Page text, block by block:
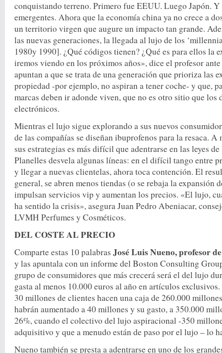
conquistando terreno. Primero fue EEUU. Luego Japón. Y
emergentes. Ahora que la economía china ya no crece a
un territorio virgen que augure un impacto tan grande.
las nuevas generaciones, la llegada al lujo de los
1980y 1990]. ¿Qué códigos tienen? ¿Qué es para ellos la
iremos viendo en los próximos años», dice el profesor
apuntan a que se trata de una generación que prioriza las
propiedad -por ejemplo, no aspiran a tener coche- y que,
marcas deben ir adonde viven, que no es otro sitio que los
electrónicos.
Mientras el lujo sigue explorando a sus nuevos
de las compañías se diseñan ibuprofenos para la resaca. A
sus estrategias es más difícil que adentrarse en las leyes
Planelles desvela algunas líneas: en el difícil tango entre
y llegar a nuevas clientelas, ahora toca contención. El
general, se abren menos tiendas (o se rebaja la expansión
impulsan servicios vip y aumentan los precios. «El lujo,
ha sentido la crisis», asegura Juan Pedro Abeniacar,
LVMH Perfumes y Cosméticos.
DEL COSTE AL PRECIO
Comparte estas 10 palabras José Luis Nueno, profesor
y las apuntala con un informe del Boston Consulting
grupo de consumidores que más crecerá será el del lujo
gasta al menos 10.000 euros al año en artículos
30 millones de clientes hacen una caja de 260.000
habrán aumentado a 40 millones y su gasto, a 350.000
26%, cuando el colectivo del lujo aspiracional -350
adquisitivo y que a menudo están de paso por el lujo – lo
Nueno también se presta a adentrarse en uno de los